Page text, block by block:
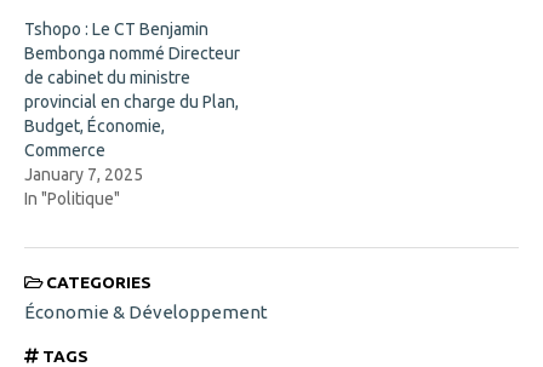
n
d
o
w
)
Tshopo : Le CT Benjamin
Bembonga nommé Directeur
de cabinet du ministre
provincial en charge du Plan,
Budget, Économie,
Commerce
January 7, 2025
In "Politique"
CATEGORIES
Économie & Développement
TAGS